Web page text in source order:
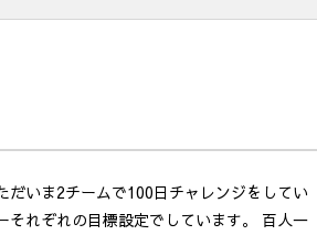
だいま2チームで100日チャレンジをしてい
それぞれの目標設定でしています。 百人一